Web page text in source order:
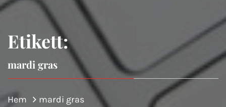
Etikett:
mardi gras
Hem mardi gras